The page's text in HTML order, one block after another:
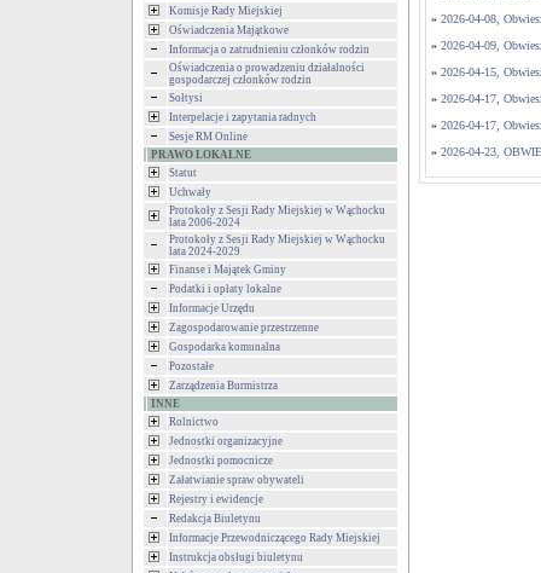
Komisje Rady Miejskiej
Oświadczenia Majątkowe
Informacja o zatrudnieniu członków rodzin
Oświadczenia o prowadzeniu działalności
gospodarczej członków rodzin
Sołtysi
Interpelacje i zapytania radnych
Sesje RM Online
PRAWO LOKALNE
Statut
Uchwały
Protokoły z Sesji Rady Miejskiej w Wąchocku
lata 2006-2024
Protokoły z Sesji Rady Miejskiej w Wąchocku
lata 2024-2029
Finanse i Majątek Gminy
Podatki i opłaty lokalne
Informacje Urzędu
Zagospodarowanie przestrzenne
Gospodarka komunalna
Pozostałe
Zarządzenia Burmistrza
INNE
Rolnictwo
Jednostki organizacyjne
Jednostki pomocnicze
Załatwianie spraw obywateli
Rejestry i ewidencje
Redakcja Biuletynu
Informacje Przewodniczącego Rady Miejskiej
Instrukcja obsługi biuletynu
» 2026-04-08,
» 2026-04-09,
» 2026-04-15,
» 2026-04-17,
» 2026-04-17,
» 2026-04-23,